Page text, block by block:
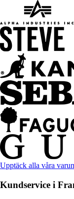
Upptäck alla våra
Kundservice i